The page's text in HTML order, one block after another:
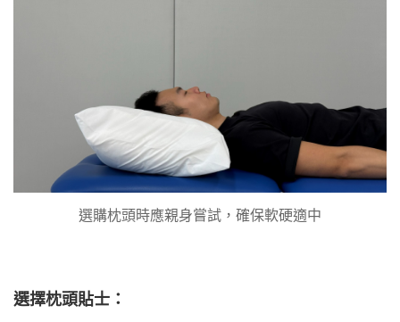
選購枕頭時應親身嘗試，確保軟硬適中
選擇枕頭貼士：